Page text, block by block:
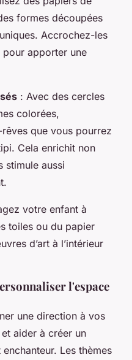
formes découpées
Accrochez-les
apporter une
: Avec des cercles
colorées,
que vous pourrez
Cela enrichit non
stimule aussi
votre enfant à
toiles ou du papier
d’art à l’intérieur
l'espace
une direction à vos
et aider à créer un
Les thèmes